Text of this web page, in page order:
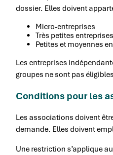
dossier. Elles doivent
Micro-entreprises
Très petites
Petites et moyennes
Les entreprises
groupes ne sont pas
Conditions pour les
Les associations doivent
demande. Elles doivent
Une restriction s’applique